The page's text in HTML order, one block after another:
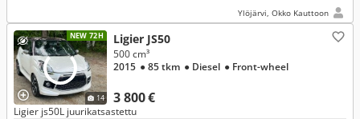
Ylöjärvi, Okko Kauttoon
NEW 72H
14
Ligier JS50
3 800 €
500 cm³
2015 ● 85 tkm ● Diesel ● Front-wheel
Ligier js50L juurikatsastettu